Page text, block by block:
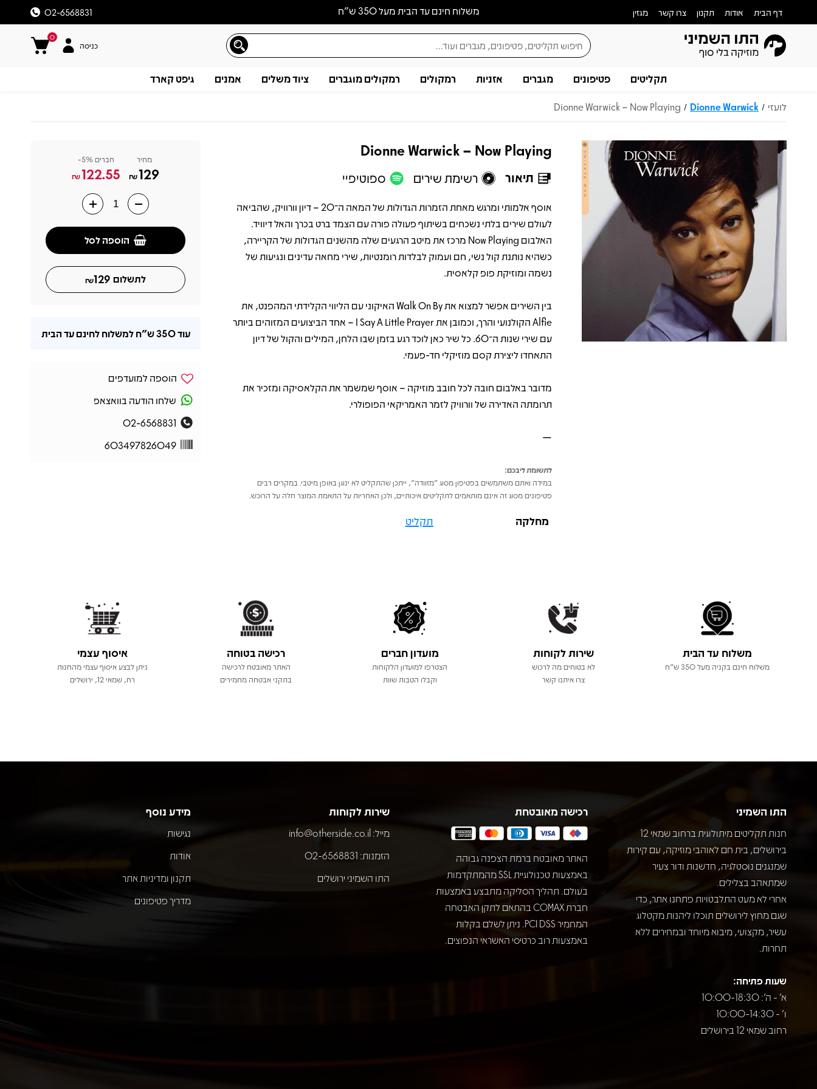
משלוח חינם עד הבית מעל 350 ש״ח דף הבית אודות תקנון צרו קשר מגזין 02-6568831
0
כניסה
תקליטים פטיפונים מגברים אזניות רמקולים רמקולים מוגברים ציוד משלים אמנים גיפט קארד
לועזי /
Dionne Warwick
/
Dionne Warwick – Now Playing
Dionne Warwick – Now Playing
תיאור רשימת שירים ספוטיפיי
תיאור
אוסף אלמותי ומרגש מאחת הזמרות הגדולות של המאה ה־20 – דיון וורוויק, שהביאה
לעולם שירים בלתי נשכחים בשיתוף פעולה פורה עם הצמד ברט בכרך והאל דיוויד.
האלבום Now Playing מרכז את מיטב הרגעים שלה מהשנים הגדולות של הקריירה,
כשהיא נותנת קול נשי, חם ועמוק לבלדות רומנטיות, שירי מחאה עדינים ונגיעות של
נשמה ומוזיקת פופ קלאסית.
בין השירים אפשר למצוא את Walk On By האיקוני עם הליווי הקלידתי המהפנט, את
Alfie הקולנועי והרך, וכמובן את I Say A Little Prayer – אחד הביצועים המזוהים ביותר
עם שירי שנות ה־60. כל שיר כאן לוכד רגע בזמן שבו הלחן, המילים והקול של דיון
התאחדו ליצירת קסם מוזיקלי חד-פעמי.
מדובר באלבום חובה לכל חובב מוזיקה – אוסף שמשמר את הקלאסיקה ומזכיר את
תרומתה האדירה של וורוויק לזמר האמריקאי הפופולרי.
—
לתשומת ליבכם:
במידה ואתם משתמשים בפטיפון מסוג "מזוודה", ייתכן שהתקליט לא ינוגן באופן מיטבי. במקרים רבים
פטיפונים מסוג זה אינם מותאמים לתקליטים איכותיים, ולכן האחריות על התאמת המוצר חלה על הרוכש.
מחלקה תקליט
מחיר
129
₪
חברים 5%-
122.55
₪
הוספה לסל
לתשלום 129
₪
עוד350 ש"ח למשלוח לחינם עד הבית
הוספה למועדפים
שלחו הודעה בוואצאפ
02-6568831
603497826049
משלוח עד הבית
משלוח חינם בקניה מעל 350 ש"ח
שירות לקוחות
לא בטוחים מה לרכוש
צרו איתנו קשר
מועדון חברים
הצטרפו למועדון הלקוחות
וקבלו הטבות שוות
רכישה בטוחה
האתר מאובטח לרכישה
בתקני אבטחה מחמירים
איסוף עצמי
ניתן לבצע איסוף עצמי מהחנות
רח, שמאי 12, ירושלים
התו השמיני
חנות תקליטים מיתולוגית ברחוב שמאי 12
בירושלים, בית חם לאוהבי מוזיקה, עם קירות
שמנגנים נוסטלגיה, חדשנות ודור צעיר
שמתאהב בצלילים.
אחרי לא מעט התלבטויות פתחנו אתר, כדי
שגם מחוץ לירושלים תוכלו ליהנות מקטלוג
עשיר, מקצועי, מיבוא מיוחד ובמחירים ללא
תחרות.
שעות פתיחה:
א' - ה': 10:00-18:30
ו' - 10:00-14:30
רחוב שמאי 12 בירושלים
רכישה מאובטחת
האתר מאובטח ברמת הצפנה גבוהה
באמצעות טכנולוגיית SSL מהמתקדמות
בעולם. תהליך הסליקה מתבצע באמצעות
חברת COMAX בהתאם לתקן האבטחה
המחמיר PCI DSS. ניתן לשלם בקלות
באמצעות רוב כרטיסי האשראי הנפוצים.
שירות לקוחות
מייל: info@otherside.co.il
הזמנות: 02-6568831
התו השמיני ירושלים
מידע נוסף
נגישות
אודות
תקנון ומדיניות אתר
מדריך פטיפונים